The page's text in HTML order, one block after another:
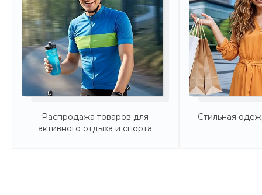
Распродажа товаров для
активного отдыха и спорта
Стильная